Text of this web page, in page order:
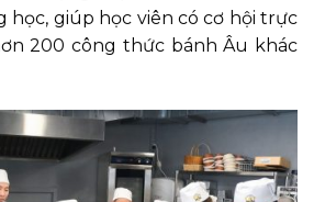
học, giúp học viên có cơ hội trực
200 công thức bánh Âu khác